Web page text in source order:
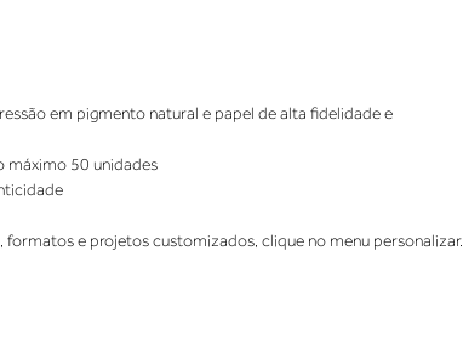
em pigmento natural e papel de alta fidelidade e
máximo 50 unidades
formatos e projetos customizados, clique no menu personalizar.